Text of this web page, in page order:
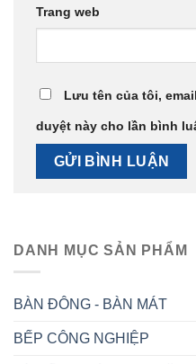
Trang web
Lưu tên của tôi,
duyệt này cho lần bình
DANH MỤC SẢN PHẨM
BÀN ĐÔNG - BÀN MÁT
BẾP CÔNG NGHIỆP